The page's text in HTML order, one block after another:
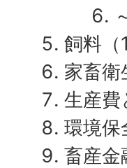
飼料（
家畜衛
生産費
環境保
畜産金